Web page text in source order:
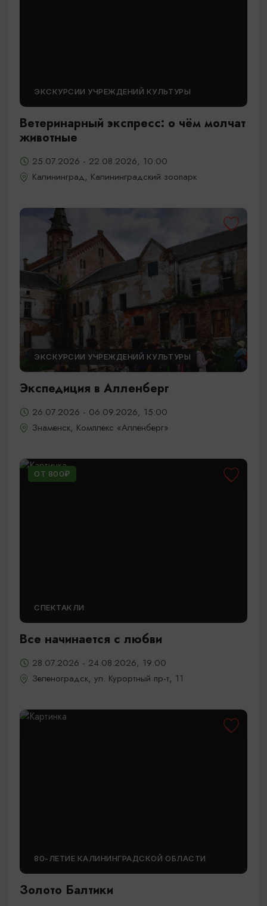
ЭКСКУРСИИ УЧРЕЖДЕНИЙ КУЛЬТУРЫ
Ветеринарный экспресс: о чём молчат
животные
25.07.2026 - 22.08.2026, 10:00
Калининград, Калининградский зоопарк
ЭКСКУРСИИ УЧРЕЖДЕНИЙ КУЛЬТУРЫ
Экспедиция в Алленберг
26.07.2026 - 06.09.2026, 15:00
Знаменск, Комплекс «Алленберг»
ОТ 800₽
СПЕКТАКЛИ
Все начинается с любви
28.07.2026 - 24.08.2026, 19:00
Зеленоградск, ул. Курортный пр-т, 11
80-ЛЕТИЕ КАЛИНИНГРАДСКОЙ ОБЛАСТИ
Золото Балтики